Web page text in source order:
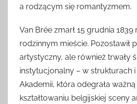
a rodzącym się romantyzmem.
Van Brée zmarł 15 grudnia 1839
rodzinnym mieście. Pozostawił
artystyczny, ale również trwały
instytucjonalny – w strukturach
Akademii, która odegrała
kształtowaniu belgijskiej sceny